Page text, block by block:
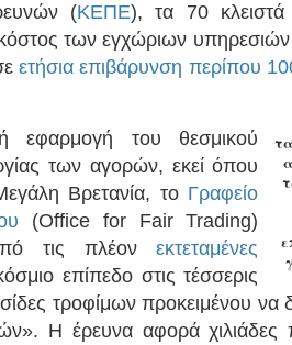
(ΚΕΠΕ), τα 70 κλειστά
των εγχώριων
ετήσια επιβάρυνση περίπου
εφαρμογή του θεσμικού
των αγορών, εκεί όπου
Βρετανία, το Γραφείο
(Office for Fair Trading)
τις πλέονεκτεταμένες
επίπεδο στις τέσσερις
τροφίμων προκειμένου να
Η έρευνα αφορά χιλιάδες